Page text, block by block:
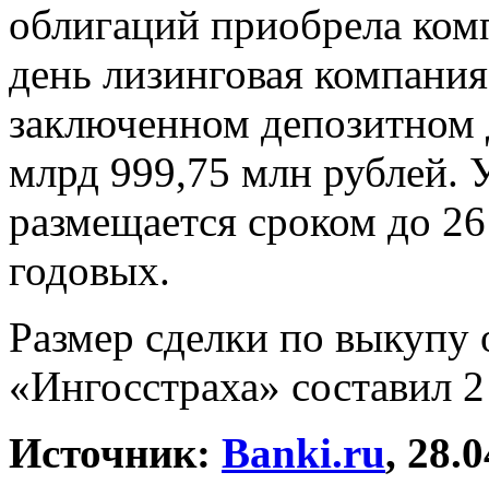
облигаций приобрела
день лизинговая
заключенном депозитном
млрд 999,75 млн рублей.
размещается сроком до
годовых.
Размер сделки по
«Ингосстраха» составил
Источник: Banki.ru,